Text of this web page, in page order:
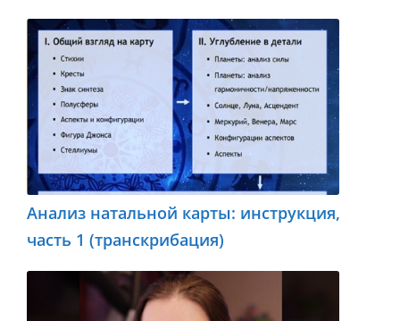
Анализ натальной карты: инструкция,
часть 1 (транскрибация)